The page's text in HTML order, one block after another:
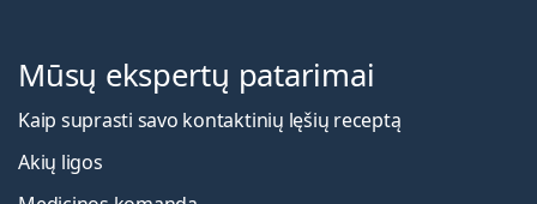
Mūsų ekspertų patarimai
Kaip suprasti savo kontaktinių lęšių receptą
Akių ligos